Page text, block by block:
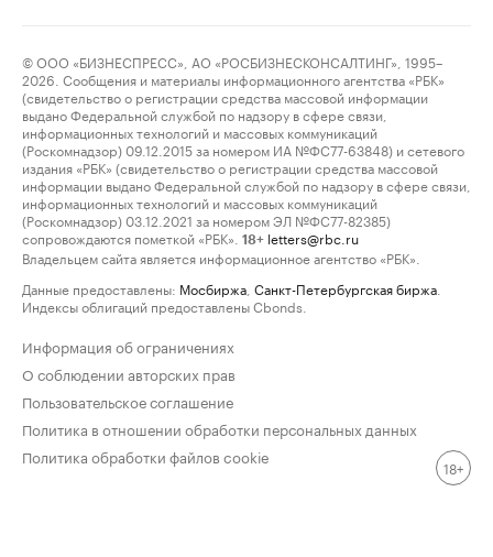
© ООО «БИЗНЕСПРЕСС», АО «РОСБИЗНЕСКОНСАЛТИНГ», 1995–
2026. Сообщения и материалы информационного агентства «РБК»
(свидетельство о регистрации средства массовой информации
выдано Федеральной службой по надзору в сфере связи,
информационных технологий и массовых коммуникаций
(Роскомнадзор) 09.12.2015 за номером ИА №ФС77-63848) и сетевого
издания «РБК» (свидетельство о регистрации средства массовой
информации выдано Федеральной службой по надзору в сфере связи,
информационных технологий и массовых коммуникаций
(Роскомнадзор) 03.12.2021 за номером ЭЛ №ФС77-82385)
сопровождаются пометкой «РБК».
18+ letters@rbc.ru
Владельцем сайта является информационное агентство «РБК».
Данные предоставлены: Мосбиржа Санкт-Петербургская биржа
Индексы облигаций предоставлены Cbonds.
Информация об ограничениях
О соблюдении авторских прав
Пользовательское соглашение
Политика в отношении обработки персональных данных
Политика обработки файлов cookie
18+